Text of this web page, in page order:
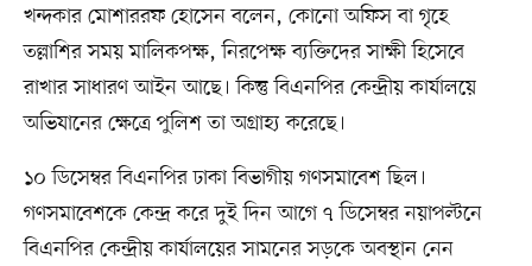
খন্দকার মোশাররফ হোসেন বলেন, কোনো অফিস বা গৃহে
তল্লাশির সময় মালিকপক্ষ, নিরপেক্ষ ব্যক্তিদের সাক্ষী হিসেবে
রাখার সাধারণ আইন আছে। কিন্তু বিএনপির কেন্দ্রীয় কার্যালয়ে
অভিযানের ক্ষেত্রে পুলিশ তা অগ্রাহ্য করেছে।
১০ ডিসেম্বর বিএনপির ঢাকা বিভাগীয় গণসমাবেশ ছিল।
গণসমাবেশকে কেন্দ্র করে দুই দিন আগে ৭ ডিসেম্বর নয়াপল্টনে
বিএনপির কেন্দ্রীয় কার্যালয়ের সামনের সড়কে অবস্থান নেন